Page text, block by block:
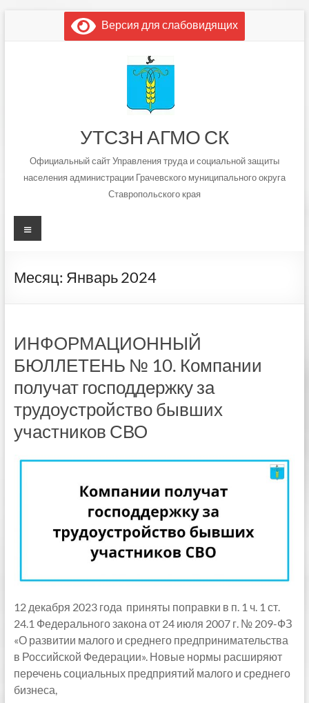
содержимому
Версия для слабовидящих
УТСЗН АГМО СК
Официальный сайт Управления труда и социальной защиты
населения администрации Грачевского муниципального округа
Ставропольского края
Меню
Месяц: Январь 2024
ИНФОРМАЦИОННЫЙ
БЮЛЛЕТЕНЬ № 10. Компании
получат господдержку за
трудоустройство бывших
участников СВО
12 декабря 2023 года приняты поправки в п. 1 ч. 1 ст.
24.1 Федерального закона от 24 июля 2007 г. № 209-ФЗ
«О развитии малого и среднего предпринимательства
в Российской Федерации». Новые нормы расширяют
перечень социальных предприятий малого и среднего
бизнеса,